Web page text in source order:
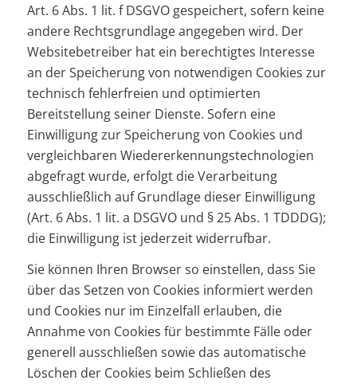
Art. 6 Abs. 1 lit. f DSGVO gespeichert, sofern keine
andere Rechtsgrundlage angegeben wird. Der
Websitebetreiber hat ein berechtigtes Interesse
an der Speicherung von notwendigen Cookies zur
technisch fehlerfreien und optimierten
Bereitstellung seiner Dienste. Sofern eine
Einwilligung zur Speicherung von Cookies und
vergleichbaren Wiedererkennungstechnologien
abgefragt wurde, erfolgt die Verarbeitung
ausschließlich auf Grundlage dieser Einwilligung
(Art. 6 Abs. 1 lit. a DSGVO und § 25 Abs. 1 TDDDG);
die Einwilligung ist jederzeit widerrufbar.
Sie können Ihren Browser so einstellen, dass Sie
über das Setzen von Cookies informiert werden
und Cookies nur im Einzelfall erlauben, die
Annahme von Cookies für bestimmte Fälle oder
generell ausschließen sowie das automatische
Löschen der Cookies beim Schließen des